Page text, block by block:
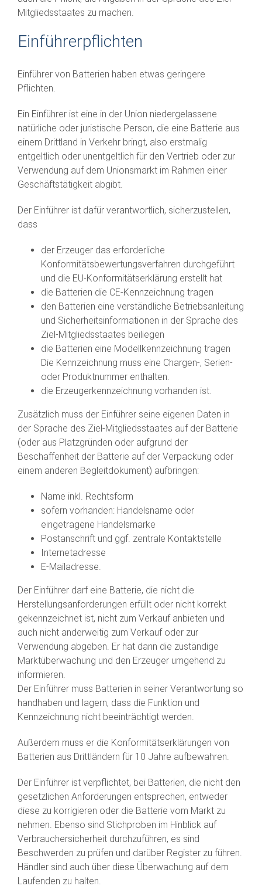
Mitgliedsstaates zu machen.
Einführerpflichten
Einführer von Batterien haben etwas geringere
Pflichten.
Ein Einführer ist eine in der Union niedergelassene
natürliche oder juristische Person, die eine Batterie aus
einem Drittland in Verkehr bringt, also erstmalig
entgeltlich oder unentgeltlich für den Vertrieb oder zur
Verwendung auf dem Unionsmarkt im Rahmen einer
Geschäftstätigkeit abgibt.
Der Einführer ist dafür verantwortlich, sicherzustellen,
dass
der Erzeuger das erforderliche
Konformitätsbewertungsverfahren durchgeführt
und die EU-Konformitätserklärung erstellt hat
die Batterien die CE-Kennzeichnung tragen
den Batterien eine verständliche Betriebsanleitung
und Sicherheitsinformationen in der Sprache des
Ziel-Mitgliedsstaates beiliegen
die Batterien eine Modellkennzeichnung tragen
Die Kennzeichnung muss eine Chargen-, Serien-
oder Produktnummer enthalten.
die Erzeugerkennzeichnung vorhanden ist.
Zusätzlich muss der Einführer seine eigenen Daten in
der Sprache des Ziel-Mitgliedsstaates auf der Batterie
(oder aus Platzgründen oder aufgrund der
Beschaffenheit der Batterie auf der Verpackung oder
einem anderen Begleitdokument) aufbringen:
Name inkl. Rechtsform
sofern vorhanden: Handelsname oder
eingetragene Handelsmarke
Postanschrift und ggf. zentrale Kontaktstelle
Internetadresse
E-Mailadresse.
Der Einführer darf eine Batterie, die nicht die
Herstellungsanforderungen erfüllt oder nicht korrekt
gekennzeichnet ist, nicht zum Verkauf anbieten und
auch nicht anderweitig zum Verkauf oder zur
Verwendung abgeben. Er hat dann die zuständige
Marktüberwachung und den Erzeuger umgehend zu
informieren.
Der Einführer muss Batterien in seiner Verantwortung so
handhaben und lagern, dass die Funktion und
Kennzeichnung nicht beeinträchtigt werden.
Außerdem muss er die Konformitätserklärungen von
Batterien aus Drittländern für 10 Jahre aufbewahren.
Der Einführer ist verpflichtet, bei Batterien, die nicht den
gesetzlichen Anforderungen entsprechen, entweder
diese zu korrigieren oder die Batterie vom Markt zu
nehmen. Ebenso sind Stichproben im Hinblick auf
Verbrauchersicherheit durchzuführen, es sind
Beschwerden zu prüfen und darüber Register zu führen.
Händler sind auch über diese Überwachung auf dem
Laufenden zu halten.